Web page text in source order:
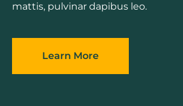
mattis, pulvinar dapibus leo.
Learn More